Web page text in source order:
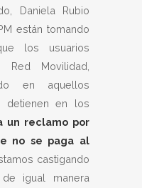
Daniela Rubio
están tomando
los usuarios
Movilidad,
en aquellos
detienen en los
un reclamo por
no se paga al
castigando
igual manera